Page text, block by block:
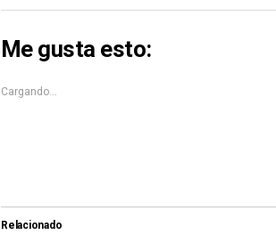
Twitter
en
una
Facebook
en
una
Me gusta esto:
Cargando...
Relacionado